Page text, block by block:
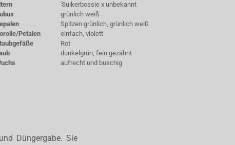
'Suikerbossie x unbekannt
grünlich weiß
Spitzen grünlich, grünlich weiß
Petalen
einfach, violett
Rot
dunkelgrün, fein gezähnt
aufrecht und buschig
Düngergabe. Sie